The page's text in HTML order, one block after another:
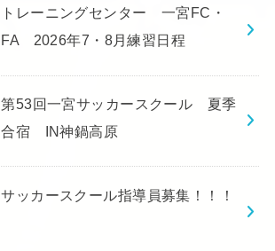
トレーニングセンター 一宮FC・
FA 2026年7・8月練習日程
第53回一宮サッカースクール 夏季
合宿 IN神鍋高原
サッカースクール指導員募集！！！